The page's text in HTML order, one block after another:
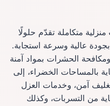
متكاملة تقدّم حلولًا
بجودة عالية وسرعة استجابة.
الحشرات بمواد آمنة
بالمساحات الخضراء، إلى
آمن، وخدمات العزل
من التسربات، وكذلك